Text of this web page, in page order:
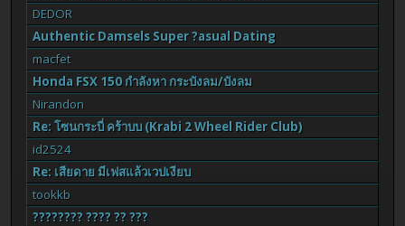
DEDOR
Authentic Damsels Super ?asual Dating
macfet
Honda FSX 150 กำลังหา กระบังลม/บังลม
Nirandon
Re: โซนกระบี่ คร้าบบ (Krabi 2 Wheel Rider Club)
id2524
Re: เสียดาย มีเฟสแล้วเวปเงียบ
tookkb
???????? ???? ?? ???